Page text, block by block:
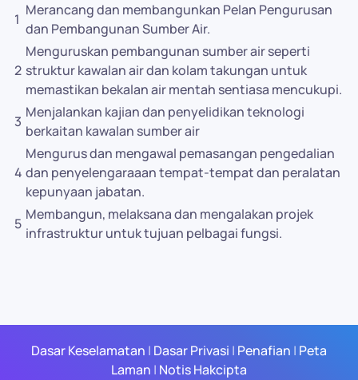
1
Merancang dan membangunkan Pelan Pengurusan
dan Pembangunan Sumber Air.
2
Menguruskan pembangunan sumber air seperti
struktur kawalan air dan kolam takungan untuk
memastikan bekalan air mentah sentiasa mencukupi.
3
Menjalankan kajian dan penyelidikan teknologi
berkaitan kawalan sumber air
4
Mengurus dan mengawal pemasangan pengedalian
dan penyelengaraaan tempat-tempat dan peralatan
kepunyaan jabatan.
5
Membangun, melaksana dan mengalakan projek
infrastruktur untuk tujuan pelbagai fungsi.
Dasar Keselamatan | Dasar Privasi | Penafian | Peta
Laman | Notis Hakcipta